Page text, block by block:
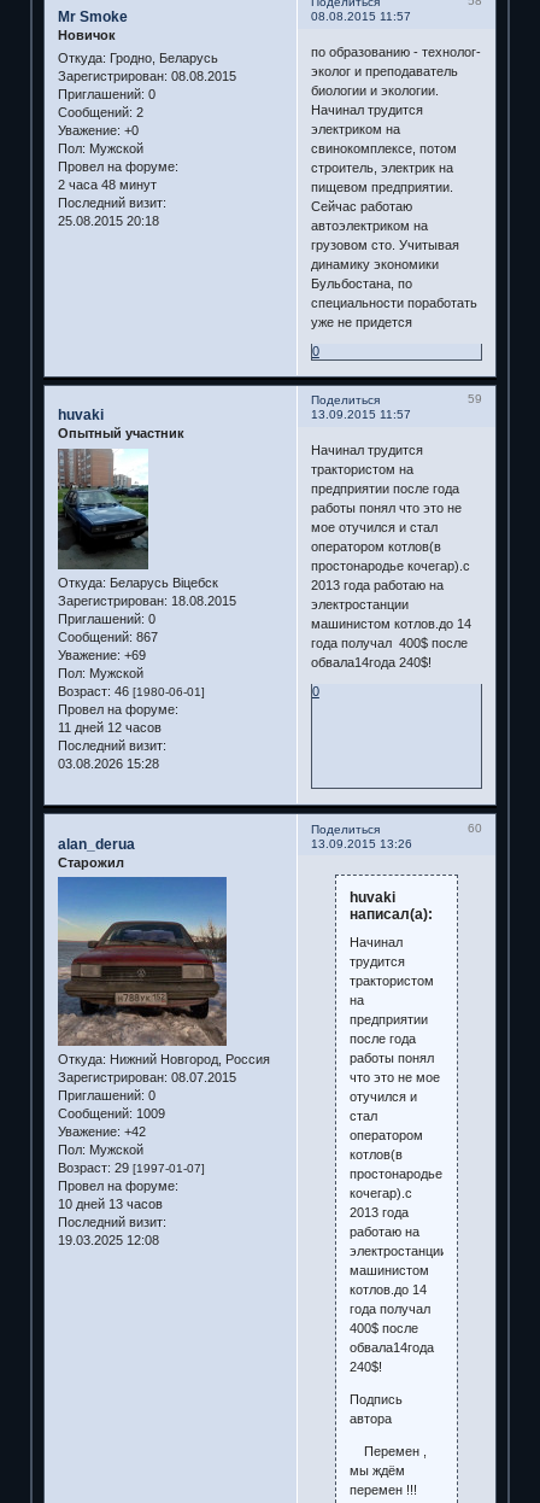
08.08.2015 11:57
Mr Smoke
Новичок
Откуда: Гродно, Беларусь
Зарегистрирован: 08.08.2015
Приглашений: 0
Сообщений: 2
Уважение: +0
Пол: Мужской
Провел на форуме:
2 часа 48 минут
Последний визит:
25.08.2015 20:18
по образованию - технолог-
эколог и преподаватель
биологии и экологии.
Начинал трудится
электриком на
свинокомплексе, потом
строитель, электрик на
пищевом предприятии.
Сейчас работаю
автоэлектриком на
грузовом сто. Учитывая
динамику экономики
Бульбостана, по
специальности поработать
уже не придется
0
Поделиться
59
13.09.2015 11:57
huvaki
Опытный участник
Откуда: Беларусь Віцебск
Зарегистрирован: 18.08.2015
Приглашений: 0
Сообщений: 867
Уважение: +69
Пол: Мужской
Возраст: 46 [1980-06-01]
Провел на форуме:
11 дней 12 часов
Последний визит:
03.08.2026 15:28
Начинал трудится
трактористом на
предприятии после года
работы понял что это не
мое отучился и стал
оператором котлов(в
простонародье кочегар).с
2013 года работаю на
электростанции
машинистом котлов.до 14
года получал 400$ после
обвала14года 240$!
0
Поделиться
60
13.09.2015 13:26
alan_derua
Старожил
Откуда: Нижний Новгород, Россия
Зарегистрирован: 08.07.2015
Приглашений: 0
Сообщений: 1009
Уважение: +42
Пол: Мужской
Возраст: 29 [1997-01-07]
Провел на форуме:
10 дней 13 часов
Последний визит:
19.03.2025 12:08
huvaki
написал(а):
Начинал
трудится
трактористом
на
предприятии
после года
работы понял
что это не мое
отучился и
стал
оператором
котлов(в
простонародье
кочегар).с
2013 года
работаю на
электростанции
машинистом
котлов.до 14
года получал
400$ после
обвала14года
240$!
Подпись
автора
Перемен ,
мы ждём
перемен !!!